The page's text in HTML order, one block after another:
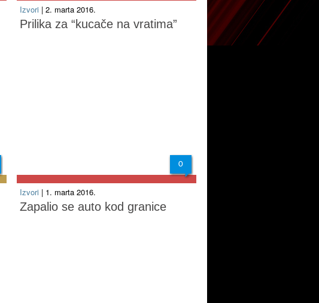
Izvori | 2. marta 2016.
Prilika za “kucače na vratima”
0
Izvori | 1. marta 2016.
Zapalio se auto kod granice